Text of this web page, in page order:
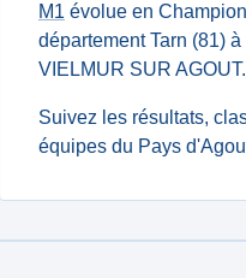
M1 évolue en
département Tarn (81)
VIELMUR SUR AGOUT.
Suivez les résultats,
équipes du Pays